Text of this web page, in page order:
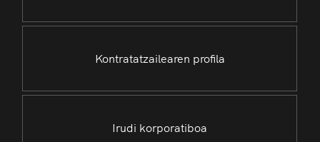
Kontratatzailearen profila
Irudi korporatiboa